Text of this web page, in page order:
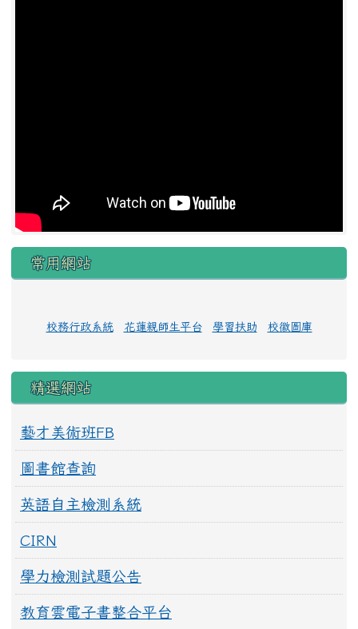
常用網站
校務行政系統 花蓮親師生平台 學習扶助 校徽圖庫
精選網站
藝才美術班FB
圖書館查詢
英語自主檢測系統
CIRN
學力檢測試題公告
教育雲電子書整合平台